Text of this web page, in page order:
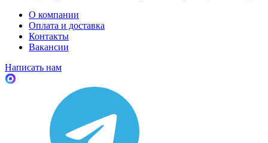
О компании
Оплата и доставка
Контакты
Вакансии
Написать нам